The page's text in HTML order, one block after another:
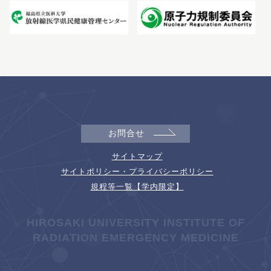
お問合せ
サイトマップ
サイトポリシー・プライバシーポリシー
規程等一覧【学内限定】
HIROSAKI UNIVERSITY INSTITUTE OF
RADIATION EMERGENCY MEDICINE